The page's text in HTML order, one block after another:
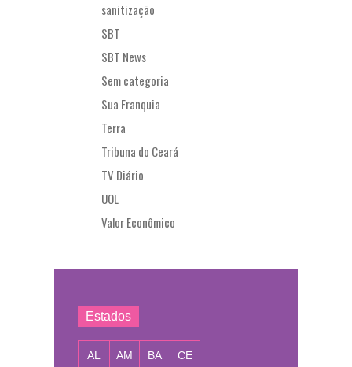
sanitização
SBT
SBT News
Sem categoria
Sua Franquia
Terra
Tribuna do Ceará
TV Diário
UOL
Valor Econômico
Estados
AL AM BA CE